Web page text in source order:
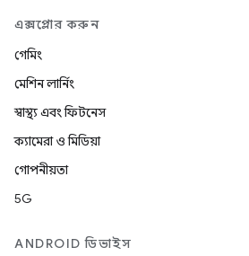
এক্সপ্লোর করুন
গেমিং
মেশিন লার্নিং
স্বাস্থ্য এবং ফিটনেস
ক্যামেরা ও মিডিয়া
গোপনীয়তা
5G
ANDROID ডিভাইস